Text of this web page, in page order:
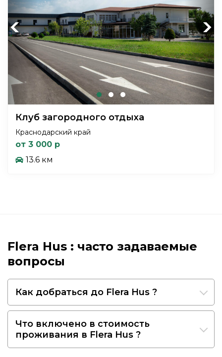
Previous Next
Клуб загородного отдыха
Краснодарский край
от 3 000 р
13.6 км
Flera Hus : часто задаваемые
вопросы
Как добраться до Flera Hus ?
Что включено в стоимость
проживания в Flera Hus ?